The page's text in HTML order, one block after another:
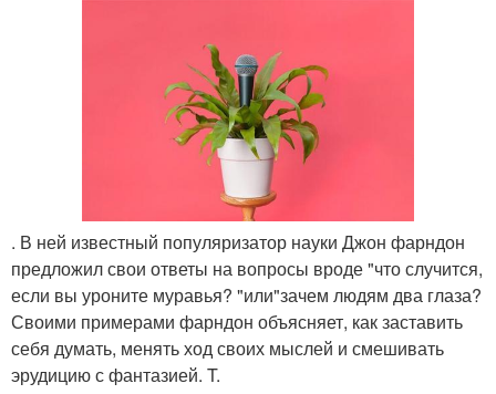
. В ней известный популяризатор науки Джон фарндон
предложил свои ответы на вопросы вроде "что случится,
если вы уроните муравья? "или"зачем людям два глаза?
Своими примерами фарндон объясняет, как заставить
себя думать, менять ход своих мыслей и смешивать
эрудицию с фантазией. T.